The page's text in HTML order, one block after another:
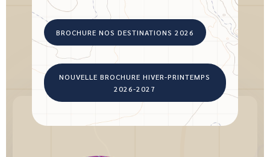
BROCHURE NOS DESTINATIONS 2026
NOUVELLE BROCHURE HIVER-PRINTEMPS
2026-2027